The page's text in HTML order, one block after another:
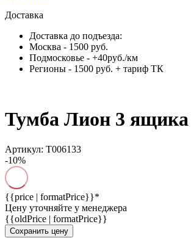
Доставка
Доставка до подъезда:
Москва - 1500 руб.
Подмосковье - +40руб./км
Регионы - 1500 руб. + тариф ТК
Тумба Лион 3 ящика
Артикул: Т006133
-10%
{{price | formatPrice}}*
Цену уточняйте у менеджера
{{oldPrice | formatPrice}}
Сохранить цену